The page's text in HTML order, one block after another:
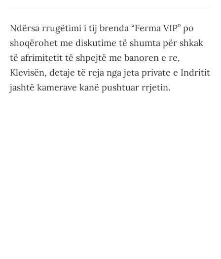
Ndërsa rrugëtimi i tij brenda “Ferma VIP” po
shoqërohet me diskutime të shumta për shkak
të afrimitetit të shpejtë me banoren e re,
Klevisën, detaje të reja nga jeta private e Indritit
jashtë kamerave kanë pushtuar rrjetin.